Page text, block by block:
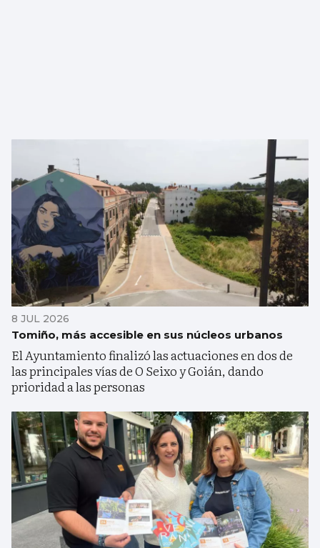
8 JUL 2026
Tomiño, más accesible en sus núcleos urbanos
El Ayuntamiento finalizó las actuaciones en dos de
las principales vías de O Seixo y Goián, dando
prioridad a las personas